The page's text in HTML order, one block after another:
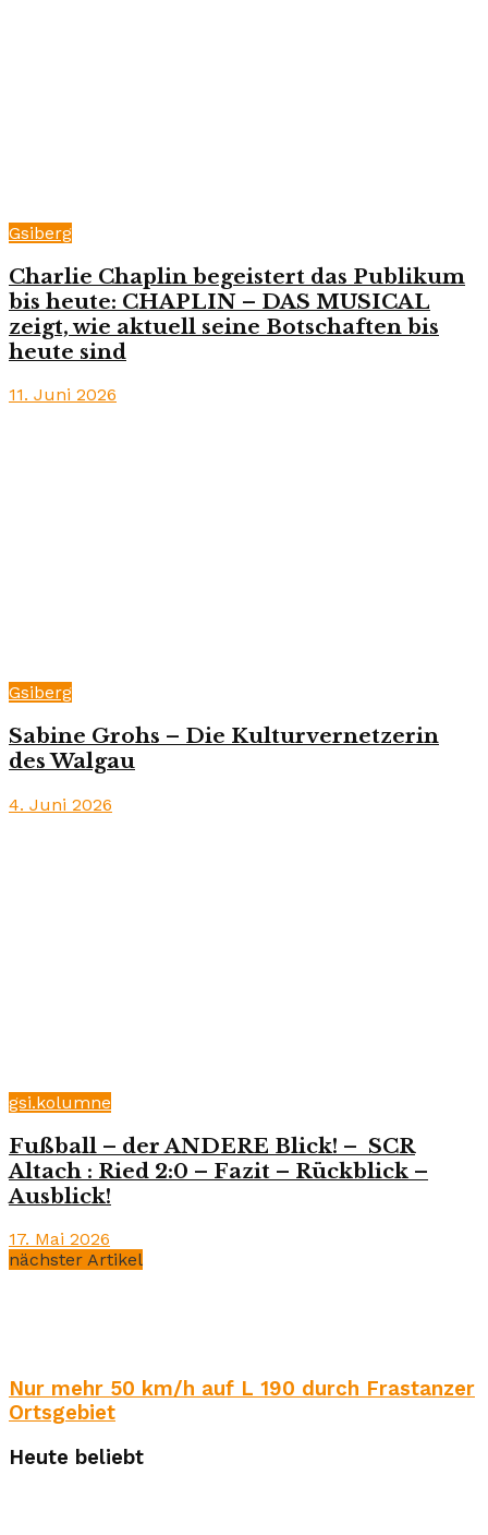
Gsiberg
Charlie Chaplin begeistert das Publikum
bis heute: CHAPLIN – DAS MUSICAL
zeigt, wie aktuell seine Botschaften bis
heute sind
11. Juni 2026
Gsiberg
Sabine Grohs – Die Kulturvernetzerin
des Walgau
4. Juni 2026
gsi.kolumne
Fußball – der ANDERE Blick! – SCR
Altach : Ried 2:0 – Fazit – Rückblick –
Ausblick!
17. Mai 2026
nächster Artikel
Nur mehr 50 km/h auf L 190 durch Frastanzer
Ortsgebiet
Heute beliebt